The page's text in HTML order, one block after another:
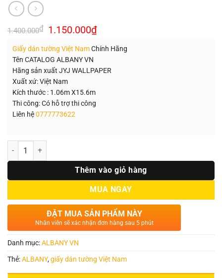
1.400.000₫ Giá
gốc
1.400.000₫.
1.150.000₫Giá
hiện
là:
Giấy dán tường Việt NamChính Hãng
Tên CATALOG ALBANY VN
Hãng sản xuất JYJ WALLPAPER
Xuất xứ: Việt Nam
Kích thước : 1.06m X15.6m
Thi công: Có hỗ trợ thi công
Liên hệ0777773622
Số lượng
Thêm vào giỏ hàng
MUA NGAY
ĐẶT MUA SẢN PHẨM NÀY
Nhân viên sẽ xác nhận đơn hàng sau 5 phút
Danh mục:ALBANY VN
Thẻ:ALBANY,giấy dán tường Việt Nam